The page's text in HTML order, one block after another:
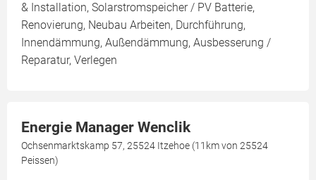
& Installation, Solarstromspeicher / PV Batterie,
Renovierung, Neubau Arbeiten, Durchführung,
Innendämmung, Außendämmung, Ausbesserung /
Reparatur, Verlegen
Energie Manager Wenclik
Ochsenmarktskamp 57, 25524 Itzehoe (11km von 25524
Peissen)